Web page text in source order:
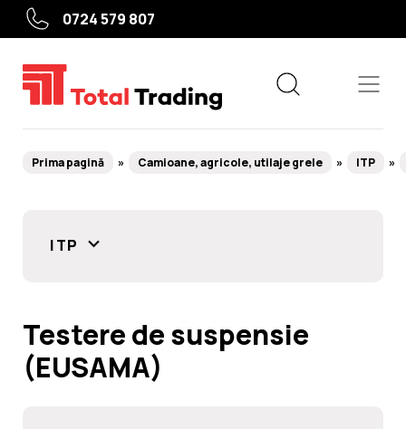
0724 579 807
Camioane, agricole, utilaje grele
Utile
Prima pagină Camioane, agricole, utilaje grele ITP
ITP
Testere de suspensie
(EUSAMA)